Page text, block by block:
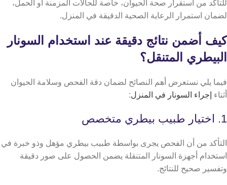
للتأكد من استقرار صحة الحيوان، خاصة للحالات المزمنة أو الحمل،
لضمان استمرار الرعاية الصحية الدقيقة في المنزل.
كيف أضمن نتائج دقيقة عند استخدام السونار
البيطري المتنقل؟
فيما يلي نستعرض أهم النصائح لضمان دقة الفحص وسلامة الحيوان
أثناء إجراء السونار في المنزل:
1. اختيار طبيب بيطري متخصص
التأكد من أن الفحص يجرى بواسطة طبيب بيطري مؤهل وذو خبرة في
استخدام أجهزة السونار المتنقلة يضمن الحصول على صور دقيقة
وتفسير صحيح للنتائج.